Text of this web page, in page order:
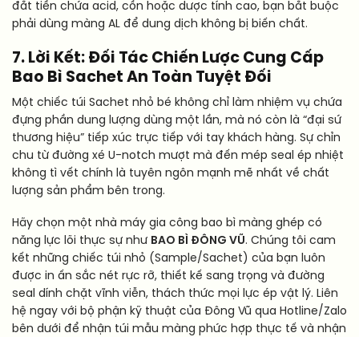
đắt tiền chứa acid, cồn hoặc dược tính cao, bạn bắt buộc
phải dùng màng AL để dung dịch không bị biến chất.
7. Lời Kết: Đối Tác Chiến Lược Cung Cấp
Bao Bì Sachet An Toàn Tuyệt Đối
Một chiếc túi Sachet nhỏ bé không chỉ làm nhiệm vụ chứa
đựng phần dung lượng dùng một lần, mà nó còn là “đại sứ
thương hiệu” tiếp xúc trực tiếp với tay khách hàng. Sự chỉn
chu từ đường xé U-notch mượt mà đến mép seal ép nhiệt
không tì vết chính là tuyên ngôn mạnh mẽ nhất về chất
lượng sản phẩm bên trong.
Hãy chọn một nhà máy gia công bao bì màng ghép có
năng lực lõi thực sự như BAO BÌ ĐÔNG VŨ. Chúng tôi cam
kết những chiếc túi nhỏ (Sample/Sachet) của bạn luôn
được in ấn sắc nét rực rỡ, thiết kế sang trọng và đường
seal dính chặt vĩnh viễn, thách thức mọi lực ép vật lý. Liên
hệ ngay với bộ phận kỹ thuật của Đông Vũ qua Hotline/Zalo
bên dưới để nhận túi mẫu màng phức hợp thực tế và nhận